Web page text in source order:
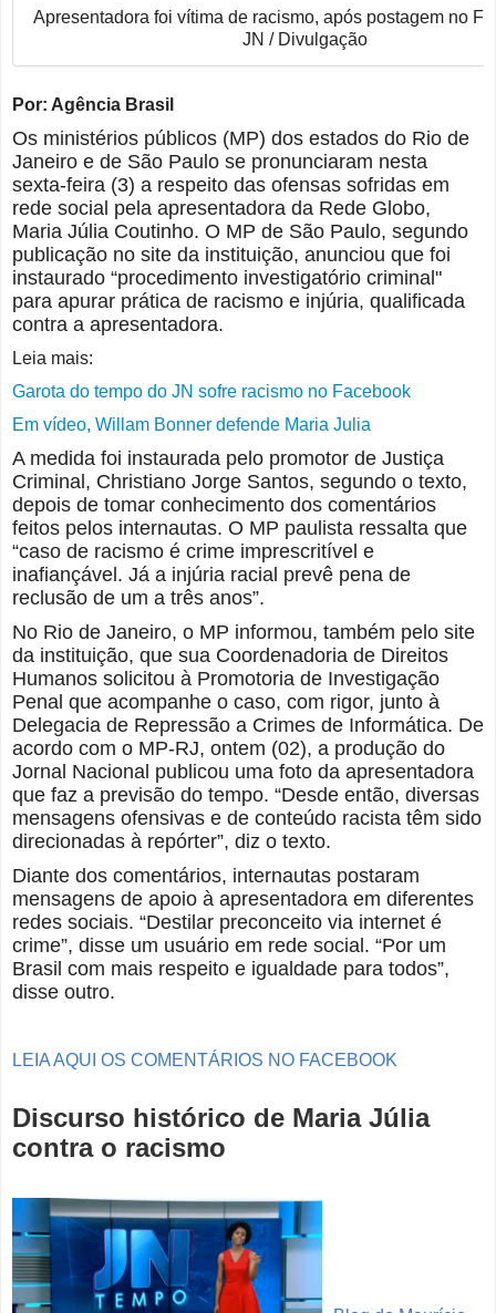
Apresentadora foi vítima de racismo, após postagem no
JN / Divulgação
Por: Agência Brasil
Os ministérios públicos (MP) dos estados do Rio de
Janeiro e de São Paulo se pronunciaram nesta
sexta-feira (3) a respeito das ofensas sofridas em
rede social pela apresentadora da Rede Globo,
Maria Júlia Coutinho. O MP de São Paulo, segundo
publicação no site da instituição, anunciou que foi
instaurado “procedimento investigatório criminal"
para apurar prática de racismo e injúria, qualificada
contra a apresentadora.
Leia mais:
Garota do tempo do JN sofre racismo no Facebook
Em vídeo, Willam Bonner defende Maria Julia
A medida foi instaurada pelo promotor de Justiça
Criminal, Christiano Jorge Santos, segundo o texto,
depois de tomar conhecimento dos comentários
feitos pelos internautas. O MP paulista ressalta que
“caso de racismo é crime imprescritível e
inafiançável. Já a injúria racial prevê pena de
reclusão de um a três anos”.
No Rio de Janeiro, o MP informou, também pelo site
da instituição, que sua Coordenadoria de Direitos
Humanos solicitou à Promotoria de Investigação
Penal que acompanhe o caso, com rigor, junto à
Delegacia de Repressão a Crimes de Informática. De
acordo com o MP-RJ, ontem (02), a produção do
Jornal Nacional publicou uma foto da apresentadora
que faz a previsão do tempo. “Desde então, diversas
mensagens ofensivas e de conteúdo racista têm sido
direcionadas à repórter”, diz o texto.
Diante dos comentários, internautas postaram
mensagens de apoio à apresentadora em diferentes
redes sociais. “Destilar preconceito via internet é
crime”, disse um usuário em rede social. “Por um
Brasil com mais respeito e igualdade para todos”,
disse outro.
LEIA AQUI OS COMENTÁRIOS NO FACEBOOK
Discurso histórico de Maria Júlia
contra o racismo